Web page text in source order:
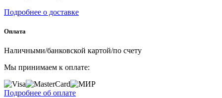
Подробнее о доставке
Оплата
Наличными/банковской картой/по счету
Мы принимаем к оплате:
Подробнее об оплате